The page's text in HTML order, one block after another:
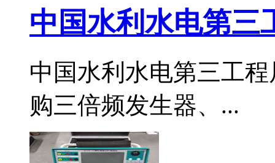
中国水利水电第三
中国水利水电第三工
购三倍频发生器、...